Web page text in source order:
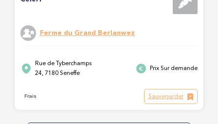
Ferme du Grand Berlanwez
Rue de Tyberchamps
24, 7180 Seneffe
Prix Sur demande
Frais Sauvegarder